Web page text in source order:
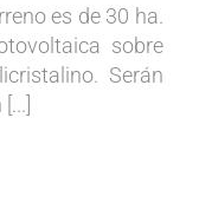
es de 30 ha.
sobre
Serán